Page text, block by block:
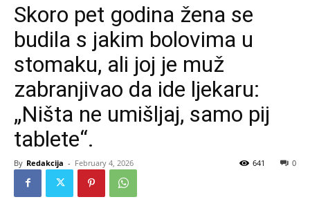
Skoro pet godina žena se
budila s jakim bolovima u
stomaku, ali joj je muž
zabranjivao da ide ljekaru:
„Ništa ne umišljaj, samo pij
tablete“.
By Redakcija - February 4, 2026 0
641